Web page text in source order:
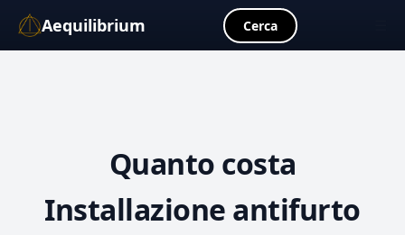
Aequilibrium Cerca
Quanto costa
Installazione antifurto